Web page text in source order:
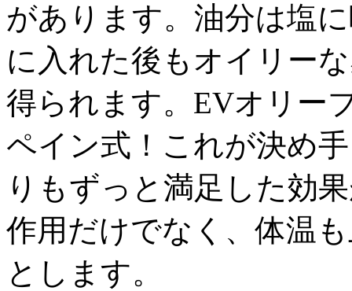
があります。油分は塩
に入れた後もオイリー
得られます。EVオリー
ペイン式！これが決め
りもずっと満足した効
作用だけでなく、体温
とします。